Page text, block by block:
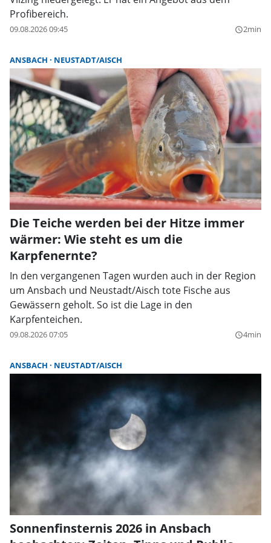
Profibereich.
09.08.2026 09:45 query_builder2min
ANSBACH NEUSTADT/AISCH
Die Teiche werden bei der Hitze immer
wärmer: Wie steht es um die
Karpfenernte?
In den vergangenen Tagen wurden auch in der Region
um Ansbach und Neustadt/Aisch tote Fische aus
Gewässern geholt. So ist die Lage in den
Karpfenteichen.
09.08.2026 07:05 query_builder4min
ANSBACH NEUSTADT/AISCH
Sonnenfinsternis 2026 in Ansbach